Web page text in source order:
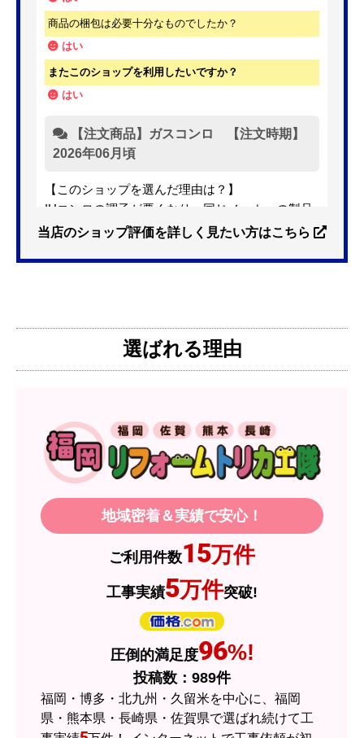
商品の梱包は必要十分なものでしたか？
はい
またこのショップを利用したいですか？
はい
【注文商品】ガスコンロ 【注文時期】
2026年06月頃
【このショップを選んだ理由は？】
IHコンロの調子が悪くなり、同じメーカーの製品
を探していました。ただ、3口から2口のものへ変
は需要が少なく製品によっては割高になるとのこ
ろ、希望した製品が量販店よりかなり安い価格で
あったので購入いたしました。
【その他感想・コメント】
製品価格もですが、設置や保証なども充実してい
るので、今後も頼りになるショップの一つです。
2026年7月3日 19:01
欲しい商品をスムーズに注文できましたか？
ショップからの連絡や対応は適切でしたか？
予定の期日までに商品が届きましたか？
はい
当店のショップ評価を詳しく見たい方はこちら
選ばれる理由
地域密着＆実績で安心！
ご利用件数15万件
工事実績5万件突破!
圧倒的満足度96%!
投稿数： 989件
福岡・博多・北九州・久留米を中心に、福岡
県・熊本県・長崎県・佐賀県で選ばれ続けて工